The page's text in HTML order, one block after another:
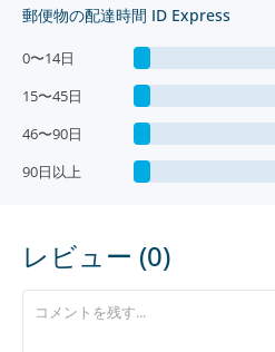
郵便物の配達時間 ID Express
0〜14日
15〜45日
46〜90日
90日以上
レビュー (0)